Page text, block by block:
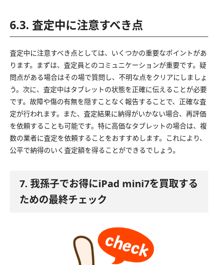
6.3. 査定中に注意すべき点
査定中に注意すべき点としては、いくつかの重要なポイントがあ
ります。まずは、査定員とのコミュニケーションが重要です。疑
問点がある場合はその場で質問し、不明な点をクリアにしましょ
う。次に、査定中はタブレットの状態を正確に伝えることが必要
です。故障や傷の有無を隠すことなく報告することで、正確な査
定が行われます。また、査定結果に納得がいかない場合、再評価
を依頼することも可能です。特に高価なタブレットの場合は、複
数の業者に査定を依頼することをおすすめします。これにより、
公平で納得のいく査定額を得ることができるでしょう。
7. 我孫子でお得にiPad mini7を買取する
ための最終チェック